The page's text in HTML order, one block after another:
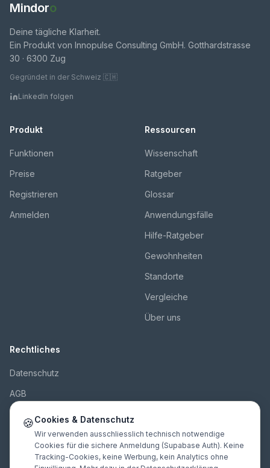
Mindoro
Deine tägliche Klarheit.
Ein Produkt von Innopulse Consulting GmbH. Gotthardstrasse
30 · 6300 Zug
Gegründet in der Schweiz 🇨🇭
LinkedIn folgen
Produkt
Funktionen
Preise
Registrieren
Anmelden
Ressourcen
Wissenschaft
Ratgeber
Glossar
Anwendungsfälle
Hilfe-Ratgeber
Gewohnheiten
Standorte
Vergleiche
Über uns
Rechtliches
Datenschutz
AGB
Impressum
Kontakt
🍪Cookies & Datenschutz
Wir verwenden ausschliesslich technisch notwendige
Cookies für die sichere Anmeldung (Supabase Auth). Keine
Tracking-Cookies, keine Werbung, kein Analytics ohne